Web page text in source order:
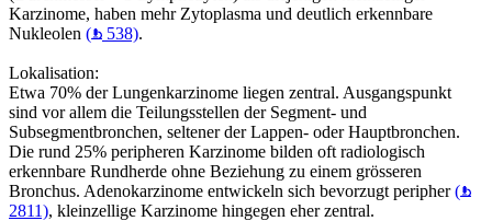
Karzinome, haben mehr Zytoplasma und deutlich erkennbare
Nukleolen ( 538).
Lokalisation:
Etwa 70% der Lungenkarzinome liegen zentral. Ausgangspunkt
sind vor allem die Teilungsstellen der Segment- und
Subsegmentbronchen, seltener der Lappen- oder Hauptbronchen.
Die rund 25% peripheren Karzinome bilden oft radiologisch
erkennbare Rundherde ohne Beziehung zu einem grösseren
Bronchus. Adenokarzinome entwickeln sich bevorzugt peripher(
2811), kleinzellige Karzinome hingegen eher zentral.